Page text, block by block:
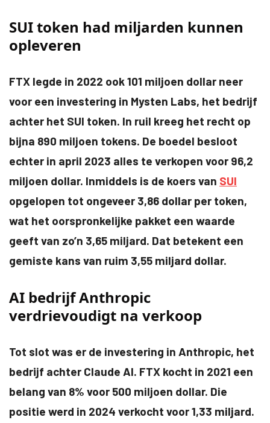
SUI token had miljarden kunnen
opleveren
FTX legde in 2022 ook 101 miljoen dollar neer
voor een investering in Mysten Labs, het bedrijf
achter het SUI token. In ruil kreeg het recht op
bijna 890 miljoen tokens. De boedel besloot
echter in april 2023 alles te verkopen voor 96,2
miljoen dollar. Inmiddels is de koers van SUI
opgelopen tot ongeveer 3,86 dollar per token,
wat het oorspronkelijke pakket een waarde
geeft van zo’n 3,65 miljard. Dat betekent een
gemiste kans van ruim 3,55 miljard dollar.
AI bedrijf Anthropic
verdrievoudigt na verkoop
Tot slot was er de investering in Anthropic, het
bedrijf achter Claude AI. FTX kocht in 2021 een
belang van 8% voor 500 miljoen dollar. Die
positie werd in 2024 verkocht voor 1,33 miljard.